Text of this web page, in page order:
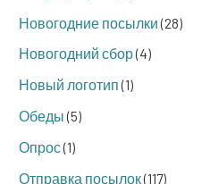
Новогодние посылки(28)
Новогодний сбор(4)
Новый логотип(1)
Обеды(5)
Опрос(1)
Отправка посылок(117)